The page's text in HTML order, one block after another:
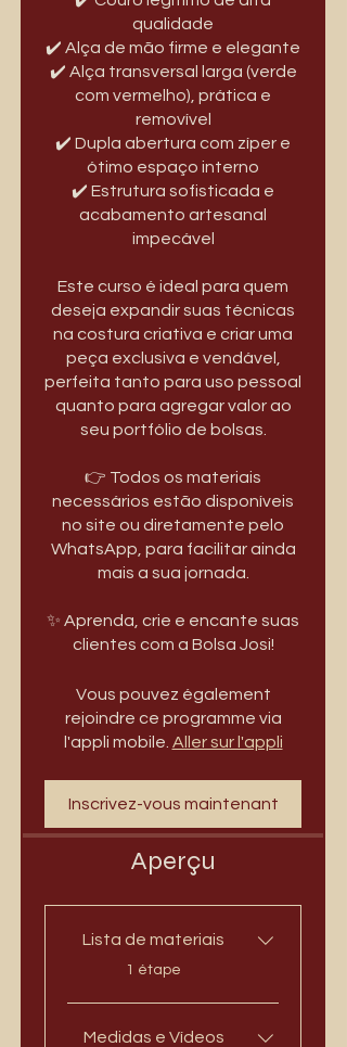
qualidade
✔️ Alça de mão firme e elegante
✔️ Alça transversal larga (verde
com vermelho), prática e
removível
✔️ Dupla abertura com zíper e
ótimo espaço interno
✔️ Estrutura sofisticada e
acabamento artesanal
impecável
Este curso é ideal para quem
deseja expandir suas técnicas
na costura criativa e criar uma
peça exclusiva e vendável,
perfeita tanto para uso pessoal
quanto para agregar valor ao
seu portfólio de bolsas.
👉 Todos os materiais
necessários estão disponíveis
no site ou diretamente pelo
WhatsApp, para facilitar ainda
mais a sua jornada.
✨ Aprenda, crie e encante suas
Vous pouvez également
rejoindre ce programme via
l'appli mobile. Aller sur l'appli
Inscrivez-vous maintenant
Aperçu
Lista de materiais
.
1 étape
Medidas e Vídeos